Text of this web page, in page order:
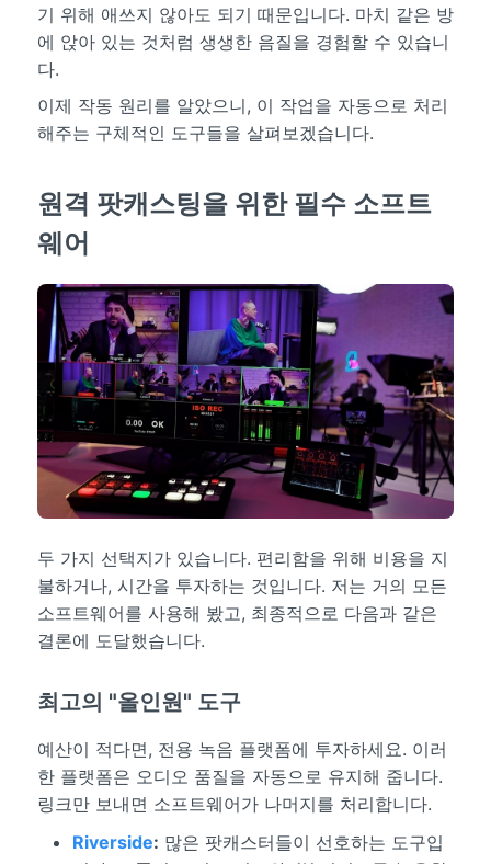
기 위해 애쓰지 않아도 되기 때문입니다. 마치 같은 방
에 앉아 있는 것처럼 생생한 음질을 경험할 수 있습니
다.
이제 작동 원리를 알았으니, 이 작업을 자동으로 처리
해주는 구체적인 도구들을 살펴보겠습니다.
원격 팟캐스팅을 위한 필수 소프트
웨어
두 가지 선택지가 있습니다. 편리함을 위해 비용을 지
불하거나, 시간을 투자하는 것입니다. 저는 거의 모든
소프트웨어를 사용해 봤고, 최종적으로 다음과 같은
결론에 도달했습니다.
최고의 "올인원" 도구
예산이 적다면, 전용 녹음 플랫폼에 투자하세요. 이러
한 플랫폼은 오디오 품질을 자동으로 유지해 줍니다.
링크만 보내면 소프트웨어가 나머지를 처리합니다.
Riverside: 많은 팟캐스터들이 선호하는 도구입